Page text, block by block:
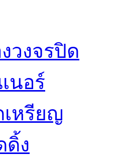
วงจรปิด
นอร์
หรียญ
ดิ้ง